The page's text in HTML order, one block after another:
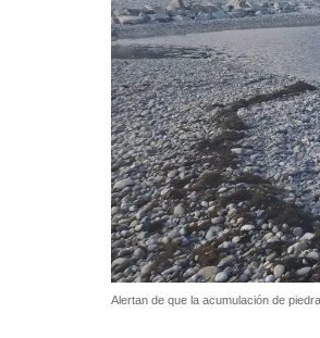
Alertan de que la acumulación de